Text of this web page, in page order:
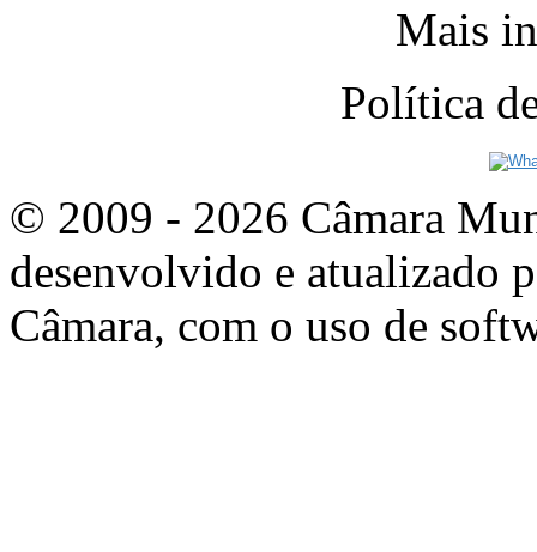
Mais
Política
© 2009 - 2026 Câmara
desenvolvido e atualizado
Câmara, com o uso de